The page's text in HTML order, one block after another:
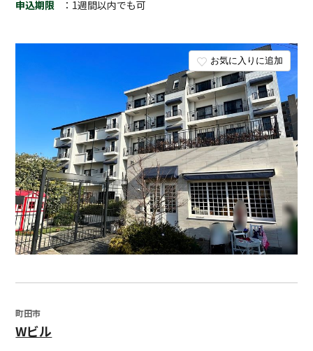
お気に入りに追加
申込期限
：1週間以内でも可
町田市
Wビル